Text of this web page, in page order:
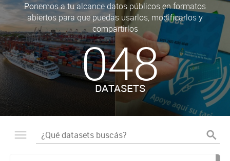
Ponemos a tu alcance datos públicos en formatos
abiertos para que puedas usarlos, modificarlos y
compartirlos
048
DATASETS